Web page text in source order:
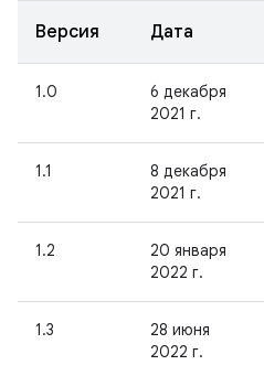
Версия Дата
1.0
6 декабря
2021 г.
1.1
8 декабря
2021 г.
1.2
20 января
2022 г.
1.3
28 июня
2022 г.